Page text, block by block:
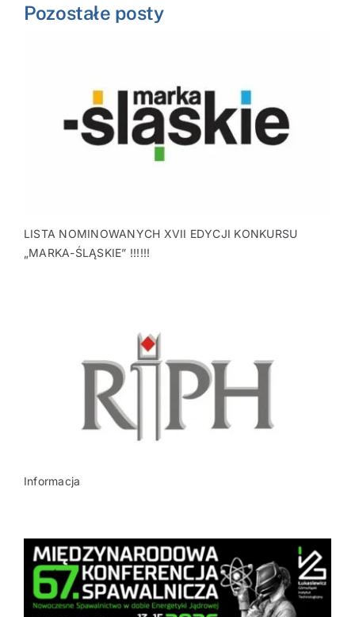
Pozostałe posty
LISTA NOMINOWANYCH XVII EDYCJI KONKURSU
„MARKA-ŚLĄSKIE” !!!!!!
Informacja